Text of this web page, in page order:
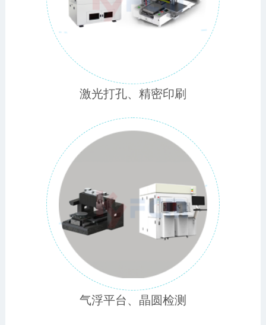
激光打孔、精密印刷
气浮平台、晶圆检测